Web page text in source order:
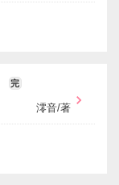
完
澪音/著